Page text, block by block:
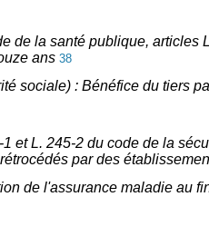
de la santé publique,
ans 38
sociale) : Bénéfice du tiers
et L. 245-2 du code de la
par des
de l'assurance maladie au